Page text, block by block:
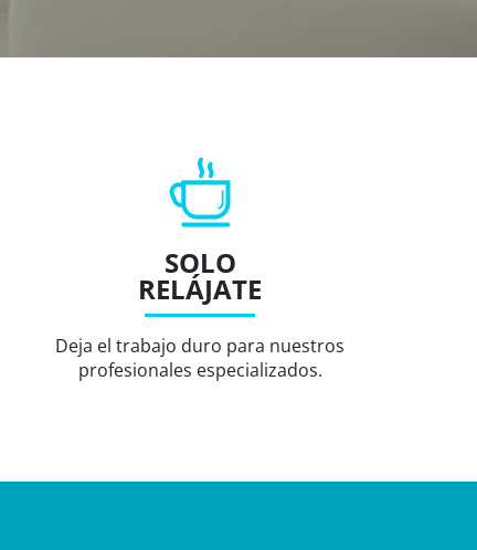
SOLO
RELÁJATE
Deja el trabajo duro para nuestros
profesionales especializados.